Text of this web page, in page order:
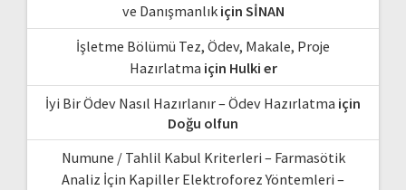
ve Danışmanlıkiçin SİNAN
İşletme Bölümü Tez, Ödev, Makale, Proje
Hazırlatma için Hulki er
İyi Bir Ödev Nasıl Hazırlanır – Ödev Hazırlatma için
Doğu olfun
Numune / Tahlil Kabul Kriterleri – Farmasötik
Analiz İçin Kapiller Elektroforez Yöntemleri –